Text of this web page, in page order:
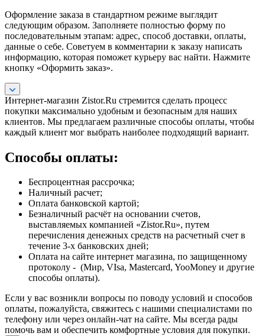
Оформление заказа в стандартном режиме выглядит
следующим образом. Заполняете полностью форму по
последовательным этапам: адрес, способ доставки, оплаты,
данные о себе. Советуем в комментарии к заказу написать
информацию, которая поможет курьеру вас найти. Нажмите
кнопку «Оформить заказ».
Интернет-магазин Zistor.Ru стремится сделать процесс
покупки максимально удобным и безопасным для наших
клиентов. Мы предлагаем различные способы оплаты, чтобы
каждый клиент мог выбрать наиболее подходящий вариант.
Способы оплаты:
Беспроцентная рассрочка;
Наличный расчет;
Оплата банковской картой;
Безналичный расчёт на основании счетов,
выставляемых компанией «Zistor.Ru», путем
перечисления денежных средств на расчетный счет в
течение 3-х банковских дней;
Оплата на сайте интернет магазина, по защищенному
протоколу - (Мир, VIsa, Mastercard, YooMoney и другие
способы оплаты).
Если у вас возникли вопросы по поводу условий и способов
оплаты, пожалуйста, свяжитесь с нашими специалистами по
телефону или через онлайн-чат на сайте. Мы всегда рады
помочь вам и обеспечить комфортные условия для покупки.